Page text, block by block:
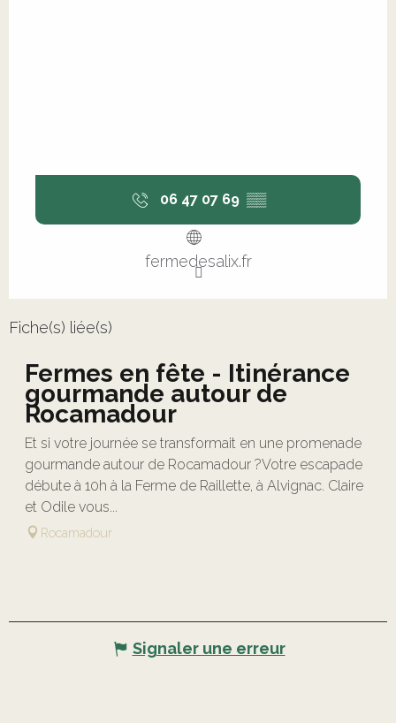
06 47 07 69 ▒▒
fermedesalix.fr
Fiche(s) liée(s)
Fermes en fête - Itinérance
gourmande autour de
Rocamadour
Et si votre journée se transformait en une promenade
gourmande autour de Rocamadour ?Votre escapade
débute à 10h à la Ferme de Raillette, à Alvignac. Claire
et Odile vous...
Rocamadour
Signaler une erreur